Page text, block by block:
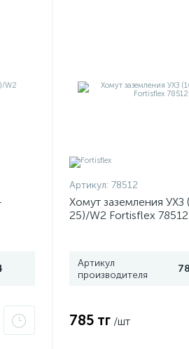
Артикул: 78512
Хомут заземления УХЗ
25)/W2 Fortisflex 78512
Артикул
производителя
785 тг /шт